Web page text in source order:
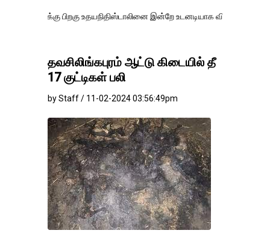
பிறகு உதயநிதிஸ்டாலினை இன்றே உடனடியாக விடுவிக்கப்பட வேண்.
தவசிலிங்கபுரம் ஆட்டு கிடையில் தீ
17 குட்டிகள் பலி
by Staff / 11-02-2024 03:56:49pm